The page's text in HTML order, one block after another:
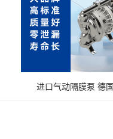
进口气动隔膜泵 德国